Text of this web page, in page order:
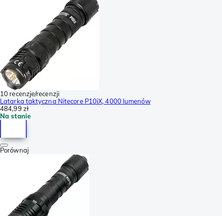
10 recenzje/recenzji
Latarka taktyczna Nitecore P10iX, 4000 lumenów
484,99 zł
Na stanie
Porównaj